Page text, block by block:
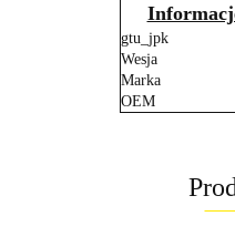
gtu_jpk
Wesja
Marka
OEM